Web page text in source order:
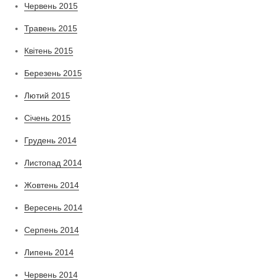
Червень 2015
Травень 2015
Квітень 2015
Березень 2015
Лютий 2015
Січень 2015
Грудень 2014
Листопад 2014
Жовтень 2014
Вересень 2014
Серпень 2014
Липень 2014
Червень 2014